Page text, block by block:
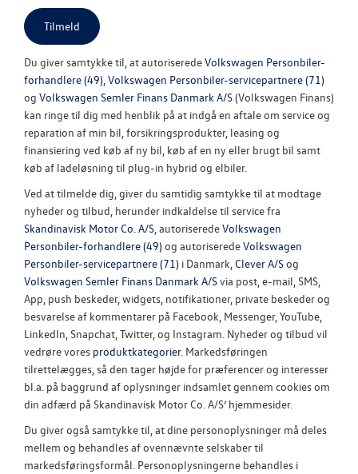
Du giver samtykke til, at autoriseredeVolkswagen Personbiler-
forhandlere (49),Volkswagen Personbiler-servicepartnere (71)
og Volkswagen Semler Finans Danmark A/S(Volkswagen Finans)
kan ringe til dig med henblik på at indgå en aftale om service og
reparation af min bil, forsikringsprodukter, leasing og
finansiering ved køb af ny bil, køb af en ny eller brugt bil samt
køb af ladeløsning til plug-in hybrid og elbiler.
Ved at tilmelde dig, giver du samtidig samtykke til at modtage
nyheder og tilbud, herunder indkaldelse til service fra
Skandinavisk Motor Co. A/S, autoriseredeVolkswagen
Personbiler-forhandlere (49) og autoriseredeVolkswagen
Personbiler-servicepartnere (71) i Danmark,Clever A/Sog
Volkswagen Semler Finans Danmark A/Svia post, e-mail, SMS,
App, push beskeder, widgets, notifikationer, private beskeder og
besvarelse af kommentarer på Facebook, Messenger, YouTube,
LinkedIn, Snapchat, Twitter, og Instagram. Nyheder og tilbud vil
vedrøre vores produktkategorier. Markedsføringen
tilrettelægges, så den tager højde for præferencer og interesser
bl.a. på baggrund af oplysninger indsamlet gennem cookies om
din adfærd på Skandinavisk Motor Co. A/S’ hjemmesider.
Du giver også samtykke til, at dine personoplysninger må deles
mellem og behandles af ovennævnte selskaber til
markedsføringsformål. Personoplysningerne behandles i